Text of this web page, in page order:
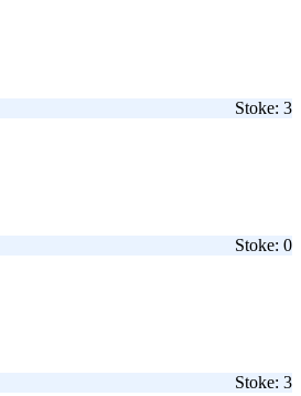
Stoke: 3
Stoke: 0
Stoke: 3